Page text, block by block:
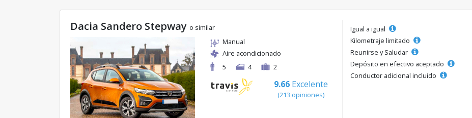
Dacia Sandero Stepway o similar
Manual
Aire acondicionado
5
4 2
9.66 Excelente
(213 opiniones)
Igual a igual
Kilometraje limitado
Reunirse y Saludar
Depósito en efectivo aceptado
Conductor adicional incluido